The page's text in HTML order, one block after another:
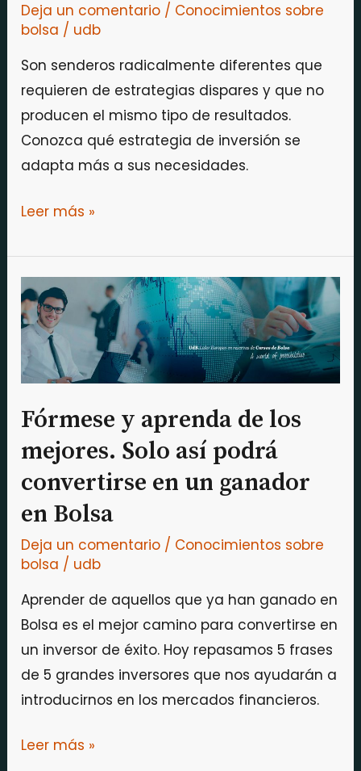
Deja un comentario / Conocimientos sobre
bolsa / udb
Son senderos radicalmente diferentes que
requieren de estrategias dispares y que no
producen el mismo tipo de resultados.
Conozca qué estrategia de inversión se
adapta más a sus necesidades.
Leer más »
Fórmese y aprenda de los
mejores. Solo así podrá
convertirse en un ganador
en Bolsa
Deja un comentario / Conocimientos sobre
bolsa / udb
Aprender de aquellos que ya han ganado en
Bolsa es el mejor camino para convertirse en
un inversor de éxito. Hoy repasamos 5 frases
de 5 grandes inversores que nos ayudarán a
introducirnos en los mercados financieros.
Fórmese
y
aprenda
de
los
mejores.
así
podrá
convertirse
en
un
en
Leer más »